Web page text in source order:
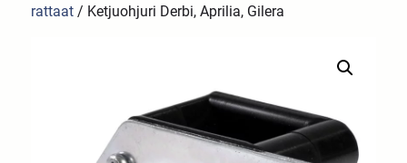
rattaat / Ketjuohjuri Derbi, Aprilia, Gilera